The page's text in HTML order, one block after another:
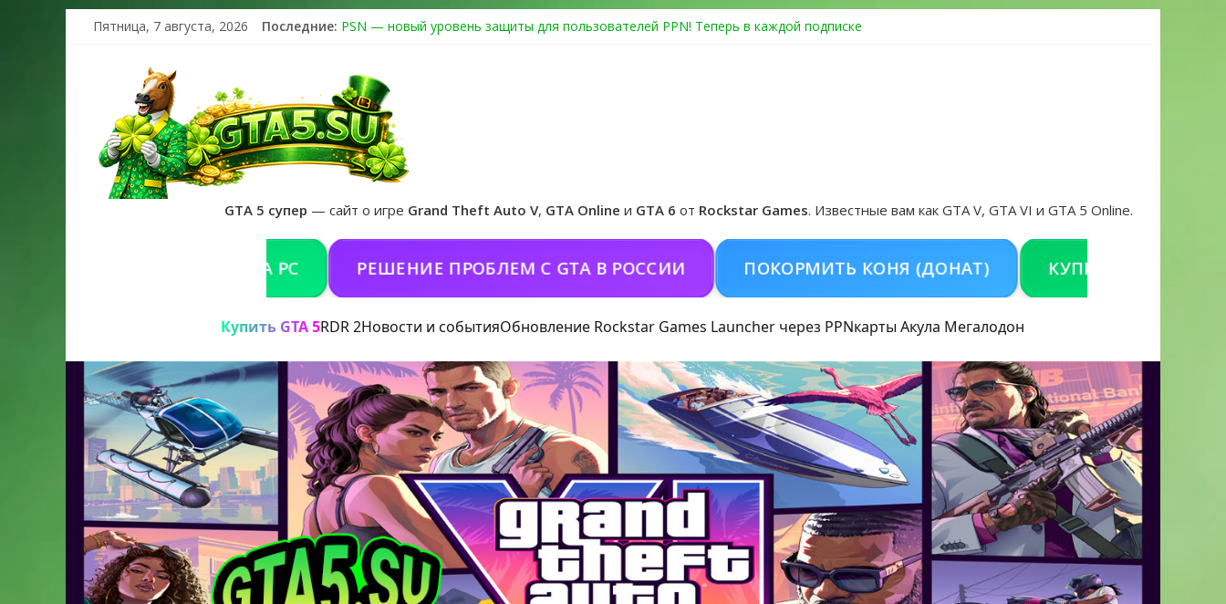
Пятница, 7 августа, 2026 Последние: PSN — новый уровень защиты для пользователей PPN! Теперь в каждой подписке
Получайте особые награды в GTA Online по программе Fine Art Collector
GTA 6 официальная обложка игры и Предзаказ Grand Theft Auto VI
GTA 5 супер — сайт о игре Grand Theft Auto V, GTA Online и GTA 6 от Rockstar Games. Известные вам как GTA V, GTA VI и GTA 5 Online.
РЕШЕНИЕ ПРОБЛЕМ С GTA В РОССИИ ПОКОРМИТЬ КОНЯ (ДОНАТ) КУПИТЬ GTA 5 ONLINE НА
Купить GTA 5RDR 2Новости и событияОбновление Rockstar Games Launcher через PPNкарты Акула Мегалодон